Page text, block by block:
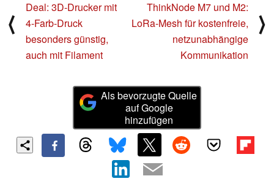
⟨
Deal: 3D-Drucker mit
4-Farb-Druck
besonders günstig,
auch mit Filament
ThinkNode M7 und M2:
LoRa-Mesh für kostenfreie,
netzunabhängige
Kommunikation
⟩
Als bevorzugte Quelle
auf Google
hinzufügen